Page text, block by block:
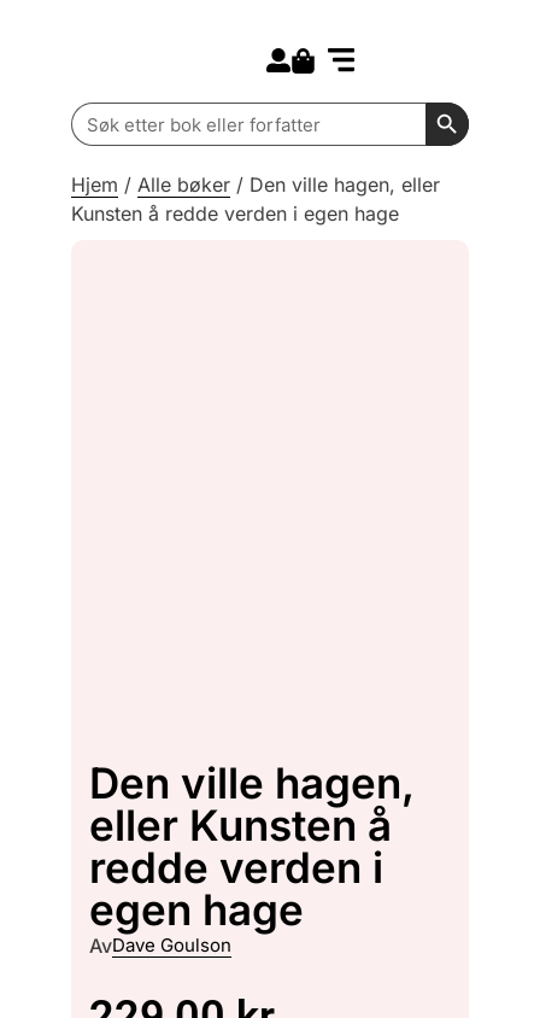
Search
for:
Search
Hjem / Alle bøker / Den ville hagen, eller
Kunsten å redde verden i egen hage
Den ville hagen,
eller Kunsten å
redde verden i
egen hage
AvDave Goulson